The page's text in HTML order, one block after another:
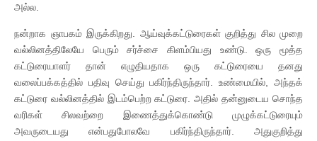
அல்ல.
நன்றாக ஞாபகம் இருக்கிறது. ஆய்வுக்கட்டுரைகள் குறித்து சில முறை
வல்லினத்திலேயே பெரும் சர்ச்சை கிளம்பியது உண்டு. ஒரு மூத்த
கட்டுரையாளர் தான் எழுதியதாக ஒரு கட்டுரையை தனது
வலைப்பக்கத்தில் பதிவு செய்து பகிர்ந்திருந்தார். உண்மையில், அந்தக்
கட்டுரை வல்லினத்தில் இடம்பெற்ற கட்டுரை. அதில் தன்னுடைய சொந்த
வரிகள் சிலவற்றை இணைத்துக்கொண்டு முழுக்கட்டுரையும்
அவருடையது என்பதுபோலவே பகிர்ந்திருந்தார். அதுகுறித்து